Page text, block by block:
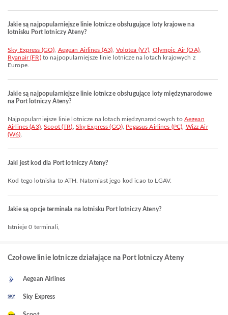
Jakie są najpopularniejsze linie lotnicze obsługujące loty krajowe na
lotnisku Port lotniczy Ateny?
Sky Express (GQ) Aegean Airlines (A3) Volotea (V7) Olympic Air (OA),
Ryanair (FR)to najpopularniejsze linie lotnicze na lotach krajowych z
Europe.
Jakie są najpopularniejsze linie lotnicze obsługujące loty międzynarodowe
na Port lotniczy Ateny?
Najpopularniejsze linie lotnicze na lotach międzynarodowych to Aegean
Airlines (A3),Scoot (TR) Sky Express (GQ) Pegasus Airlines (PC) Wizz Air
(W6)
Jaki jest kod dla Port lotniczy Ateny?
Kod tego lotniska to ATH. Natomiast jego kod icao to LGAV.
Jakie są opcje terminala na lotnisku Port lotniczy Ateny?
Istnieje 0 terminali,
Czołowe linie lotnicze działające na Port lotniczy Ateny
Aegean Airlines
Sky Express